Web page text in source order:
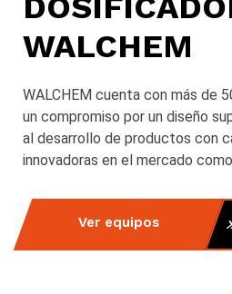
WALCHEM
WALCHEM cuenta con más de
un compromiso por un diseño
al desarrollo de productos con
innovadoras en el mercado
Ver equipos